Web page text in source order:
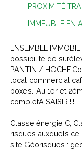
PROXIMITÉ
IMMEUBLE EN
ENSEMBLE
possibilité de
PANTIN /
local commercial
boxes.-Au 1er et
completA SAISIR !!!
Classe énergie C,
risques auxquels
site Géorisques :